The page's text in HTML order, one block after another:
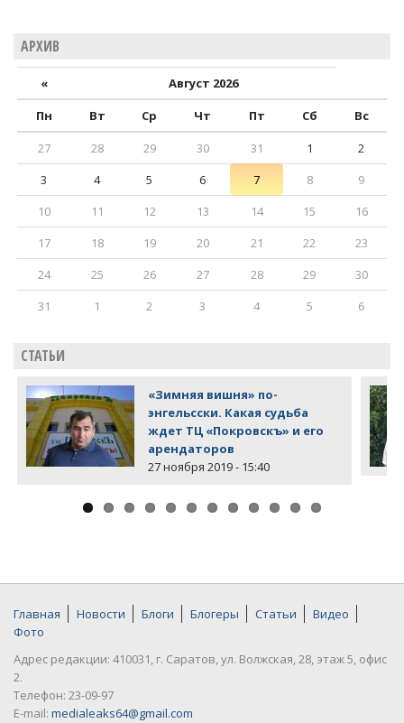
АРХИВ
«
Август 2026
Пн
Вт Ср Чт Пт Сб
Вс
27
28 29 30 31 1
2
3
4 5 6 7 8
9
10
11 12 13 14 15
16
17
18 19 20 21 22
23
24
25 26 27 28 29
30
31
1 2 3 4 5 6
СТАТЬИ
«Зимняя вишня» по-
энгельсски. Какая судьба
ждет ТЦ «Покровскъ» и его
арендаторов
27 ноября 2019 - 15:40
Главная Новости Блоги Блогеры Статьи
Видео
Фото
Адрес редакции: 410031, г. Саратов, ул. Волжская, 28, этаж 5, офис
2.
Телефон: 23-09-97
E-mail: medialeaks64@gmail.com